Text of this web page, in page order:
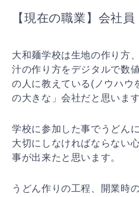
【現在の職業】会社員
大和麺学校は生地の作り方
汁の作り方をデジタルで数
の人に教えている(ノウハウ
の大きな」会社だと思います
学校に参加した事でうどん
大切にしなければならない
事が出来たと思います。
うどん作りの工程、開業時